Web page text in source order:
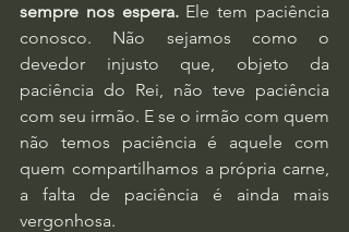
sempre nos espera. Ele tem paciência
conosco. Não sejamos como o
devedor injusto que, objeto da
paciência do Rei, não teve paciência
com seu irmão. E se o irmão com quem
não temos paciência é aquele com
quem compartilhamos a própria carne,
a falta de paciência é ainda mais
vergonhosa.